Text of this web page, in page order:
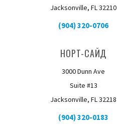
Jacksonville, FL 32210
(904) 320-0706
НОРТ-САЙД
3000 Dunn Ave
Suite #13
Jacksonville, FL 32218
(904) 320-0183